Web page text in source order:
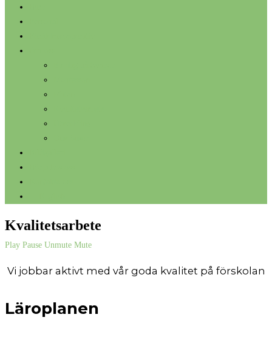
Kvalitetsarbete
Play Pause Unmute Mute
Vi jobbar aktivt med vår goda kvalitet på förskolan
Läroplanen